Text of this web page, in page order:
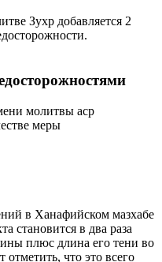
Зухр добавляется 2
молитвы аср
меры
в Ханафийском мазхабе
становится в два раза
плюс длина его тени во
что это всего